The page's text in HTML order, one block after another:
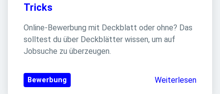
Tricks
Online-Bewerbung mit Deckblatt oder ohne? Das
solltest du über Deckblätter wissen, um auf
Jobsuche zu überzeugen.
Bewerbung Weiterlesen